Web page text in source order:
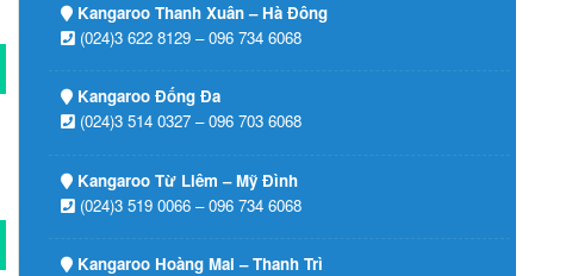
Kangaroo Thanh Xuân – Hà Đông
(024)3 622 8129 – 096 734 6068
Kangaroo Đống Đa
(024)3 514 0327 – 096 703 6068
Kangaroo Từ Liêm – Mỹ Đình
(024)3 519 0066 – 096 734 6068
Kangaroo Hoàng Mai – Thanh Trì